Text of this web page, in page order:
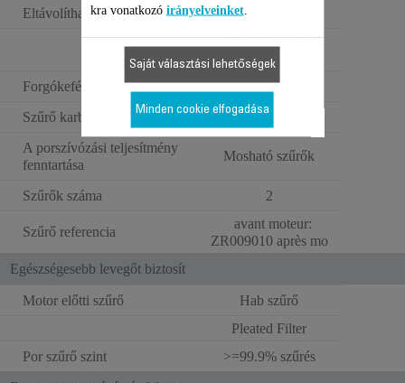
Eltávolítható porzsák
Double opening
system
Forgókefés tisztítórendszer
Szűrő karbantartás értesítés
A porszívózási teljesítmény
fenntartása
Mosható szűrők
Szűrők száma 2
Szűrő referencia
avant moteur:
ZR009010 après mo
Egészségesebb levegőt biztosít
Motor előtti szűrő
Hab szűrő
Pleated Filter
Por szűrő szint
>=99.9% szűrés
kra vonatkozó irányelveinket.
Saját választási lehetőségek
Minden cookie elfogadása